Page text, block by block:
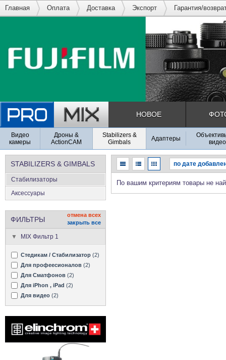
Главная Оплата Доставка Экспорт Гарантия/
НОВОЕ
Видео
камеры
Дроны &
ActionCAM
Stabilizers &
Gimbals
Адаптеры
STABILIZERS & GIMBALS
Стабилизаторы
Аксеcсуары
ФИЛЬТРЫ
отмена всех
закрыть все
MIX Фильтр 1
Стедикам / Стабилизатор (2)
Для профеесионалов (2)
Для Сматфонов (2)
Для iPhon , iPad (2)
Для видео (2)
По вашим критериям товары не